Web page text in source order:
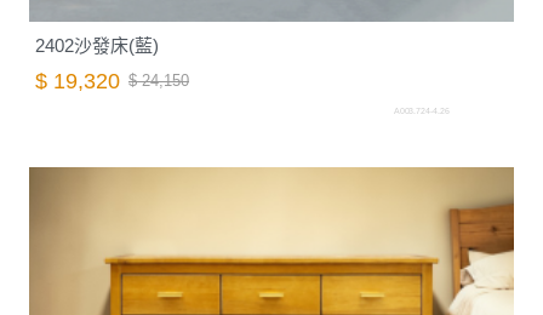
2402沙發床(藍)
$ 19,320 $ 24,150
A003.724-4.26